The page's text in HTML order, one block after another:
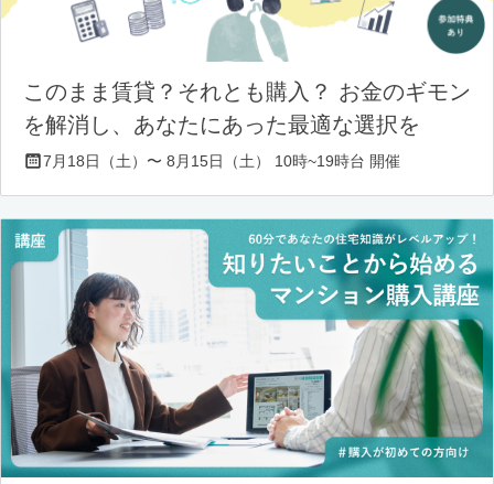
このまま賃貸？それとも購入？ お金のギモン
を解消し、あなたにあった最適な選択を
7月18日（土）〜 8月15日（土） 10時~19時台 開催